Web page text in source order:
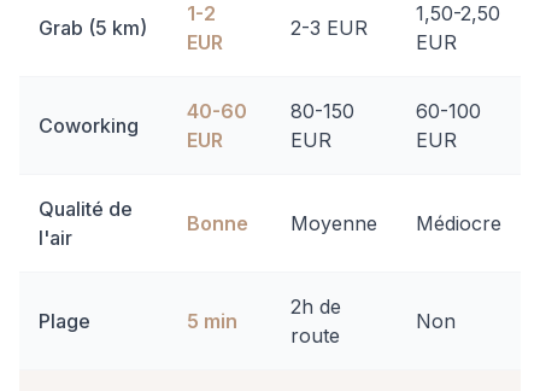
Grab (5 km)
1-2
EUR
2-3 EUR
1,50-2,50
EUR
Coworking
40-60
EUR
80-150
EUR
60-100
EUR
Qualité de
l'air
Bonne Moyenne Médiocre
Plage 5 min
2h de
route
Non